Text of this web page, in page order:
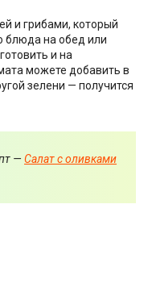
и грибами, который
блюда на обед или
и на
можете добавить в
зелени — получится
— Салат с оливками